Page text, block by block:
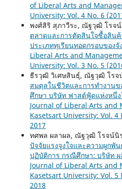
of Liberal Arts and
University: Vol. 4 No. 6
พงศ์สิริ สุภาวีระ, ณัฐวุฒิ โรจ
ตลาดและการตัดสินใจซื้อสิน
ประเภททุเรียนทอดกรอบของ
Liberal Arts and
University: Vol. 3 No. 5
ธีรวุฒิ วิเศษสินธุ์, ณัฐวุฒิ โรจ
สมดุลในชีวิตและการทำงาน
ศึกษา บริษัท ฟาสต์ฟู้ดแห่งหนึ่ง
Journal of Liberal Arts and
Kasetsart University: Vol. 4
2017
ทศพล ผลาผล, ณัฐวุฒิ โรจน์นิ
ปัจจัยแรงจูงใจและความผูกพั
ปฏิบัติการ กรณีศึกษา: บริษัท
Journal of Liberal Arts and
Kasetsart University: Vol. 5
2018